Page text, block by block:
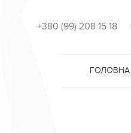
+380 (99) 208 15 18
ГОЛОВНА